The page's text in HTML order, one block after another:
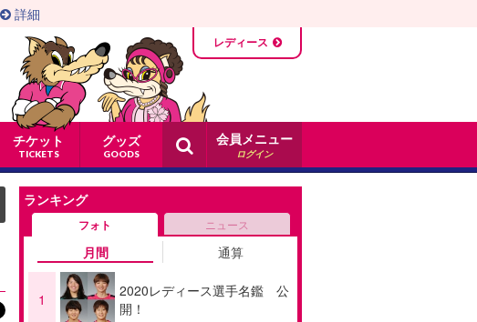
チケット
TICKETS
グッズ
GOODS
詳細
レディース
会員メニュー
ログイン
ランキング
フォト ニュース
月間 通算
1
2020レディース選手名鑑 公
開！